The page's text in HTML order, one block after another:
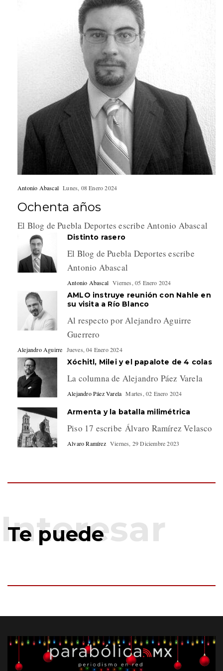
Antonio Abascal Lunes, 08 Enero 2024
Ochenta años
El Blog de Puebla Deportes escribe Antonio Abascal
Distinto rasero
El Blog de Puebla Deportes escribe
Antonio Abascal
Antonio Abascal Viernes, 05 Enero 2024
AMLO instruye reunión con Nahle en
su visita a Río Blanco
Al respecto por Alejandro Aguirre
Guerrero
Alejandro Aguirre Jueves, 04 Enero 2024
Xóchitl, Milei y el papalote de 4 colas
La columna de Alejandro Páez Varela
Alejandro Páez Varela Martes, 02 Enero 2024
Armenta y la batalla milimétrica
Piso 17 escribe Álvaro Ramírez Velasco
Alvaro Ramírez Viernes, 29 Diciembre 2023
Te puede